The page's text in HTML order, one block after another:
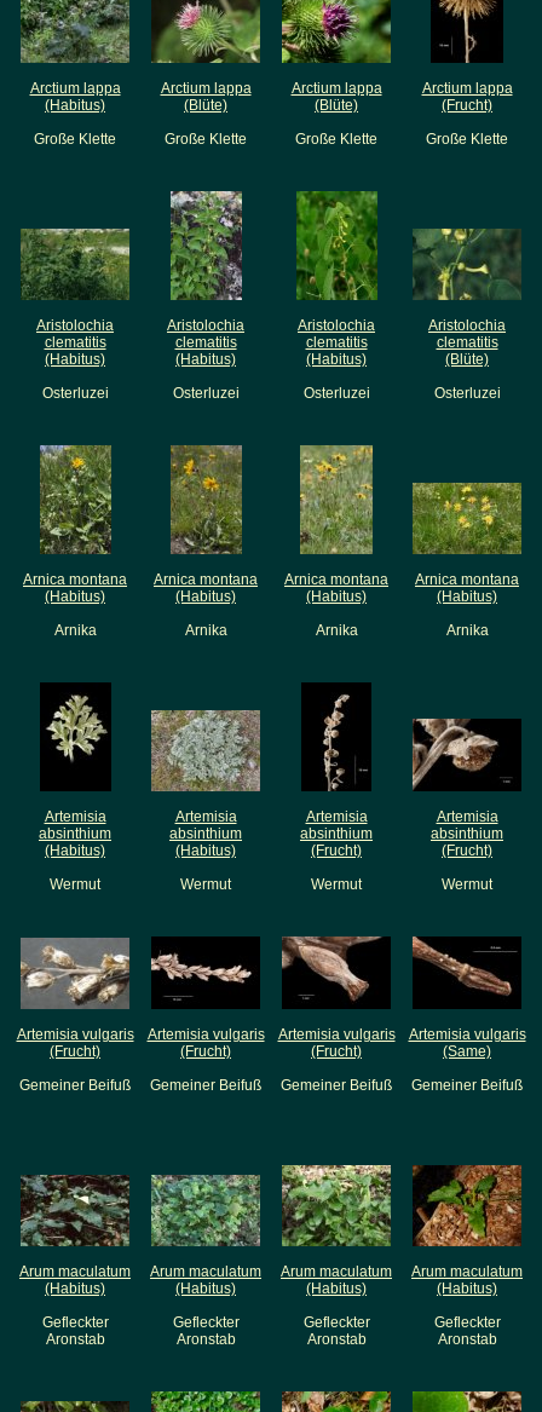
Arctium lappa
(Habitus)
Große Klette
Arctium lappa
(Blüte)
Große Klette
Arctium lappa
(Blüte)
Große Klette
Arctium lappa
(Frucht)
Große Klette
Aristolochia
clematitis
(Habitus)
Osterluzei
Aristolochia
clematitis
(Habitus)
Osterluzei
Aristolochia
clematitis
(Habitus)
Osterluzei
Aristolochia
clematitis
(Blüte)
Osterluzei
Arnica montana
(Habitus)
Arnika
Arnica montana
(Habitus)
Arnika
Arnica montana
(Habitus)
Arnika
Arnica montana
(Habitus)
Arnika
Artemisia
absinthium
(Habitus)
Wermut
Artemisia
absinthium
(Habitus)
Wermut
Artemisia
absinthium
(Frucht)
Wermut
Artemisia
absinthium
(Frucht)
Wermut
Artemisia vulgaris
(Frucht)
Gemeiner Beifuß
Artemisia vulgaris
(Frucht)
Gemeiner Beifuß
Artemisia vulgaris
(Frucht)
Gemeiner Beifuß
Artemisia vulgaris
(Same)
Gemeiner Beifuß
Arum maculatum
(Habitus)
Gefleckter
Aronstab
Arum maculatum
(Habitus)
Gefleckter
Aronstab
Arum maculatum
(Habitus)
Gefleckter
Aronstab
Arum maculatum
(Habitus)
Gefleckter
Aronstab